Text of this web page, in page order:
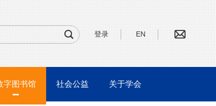
登录 EN
字图书馆 社会公益 关于学会